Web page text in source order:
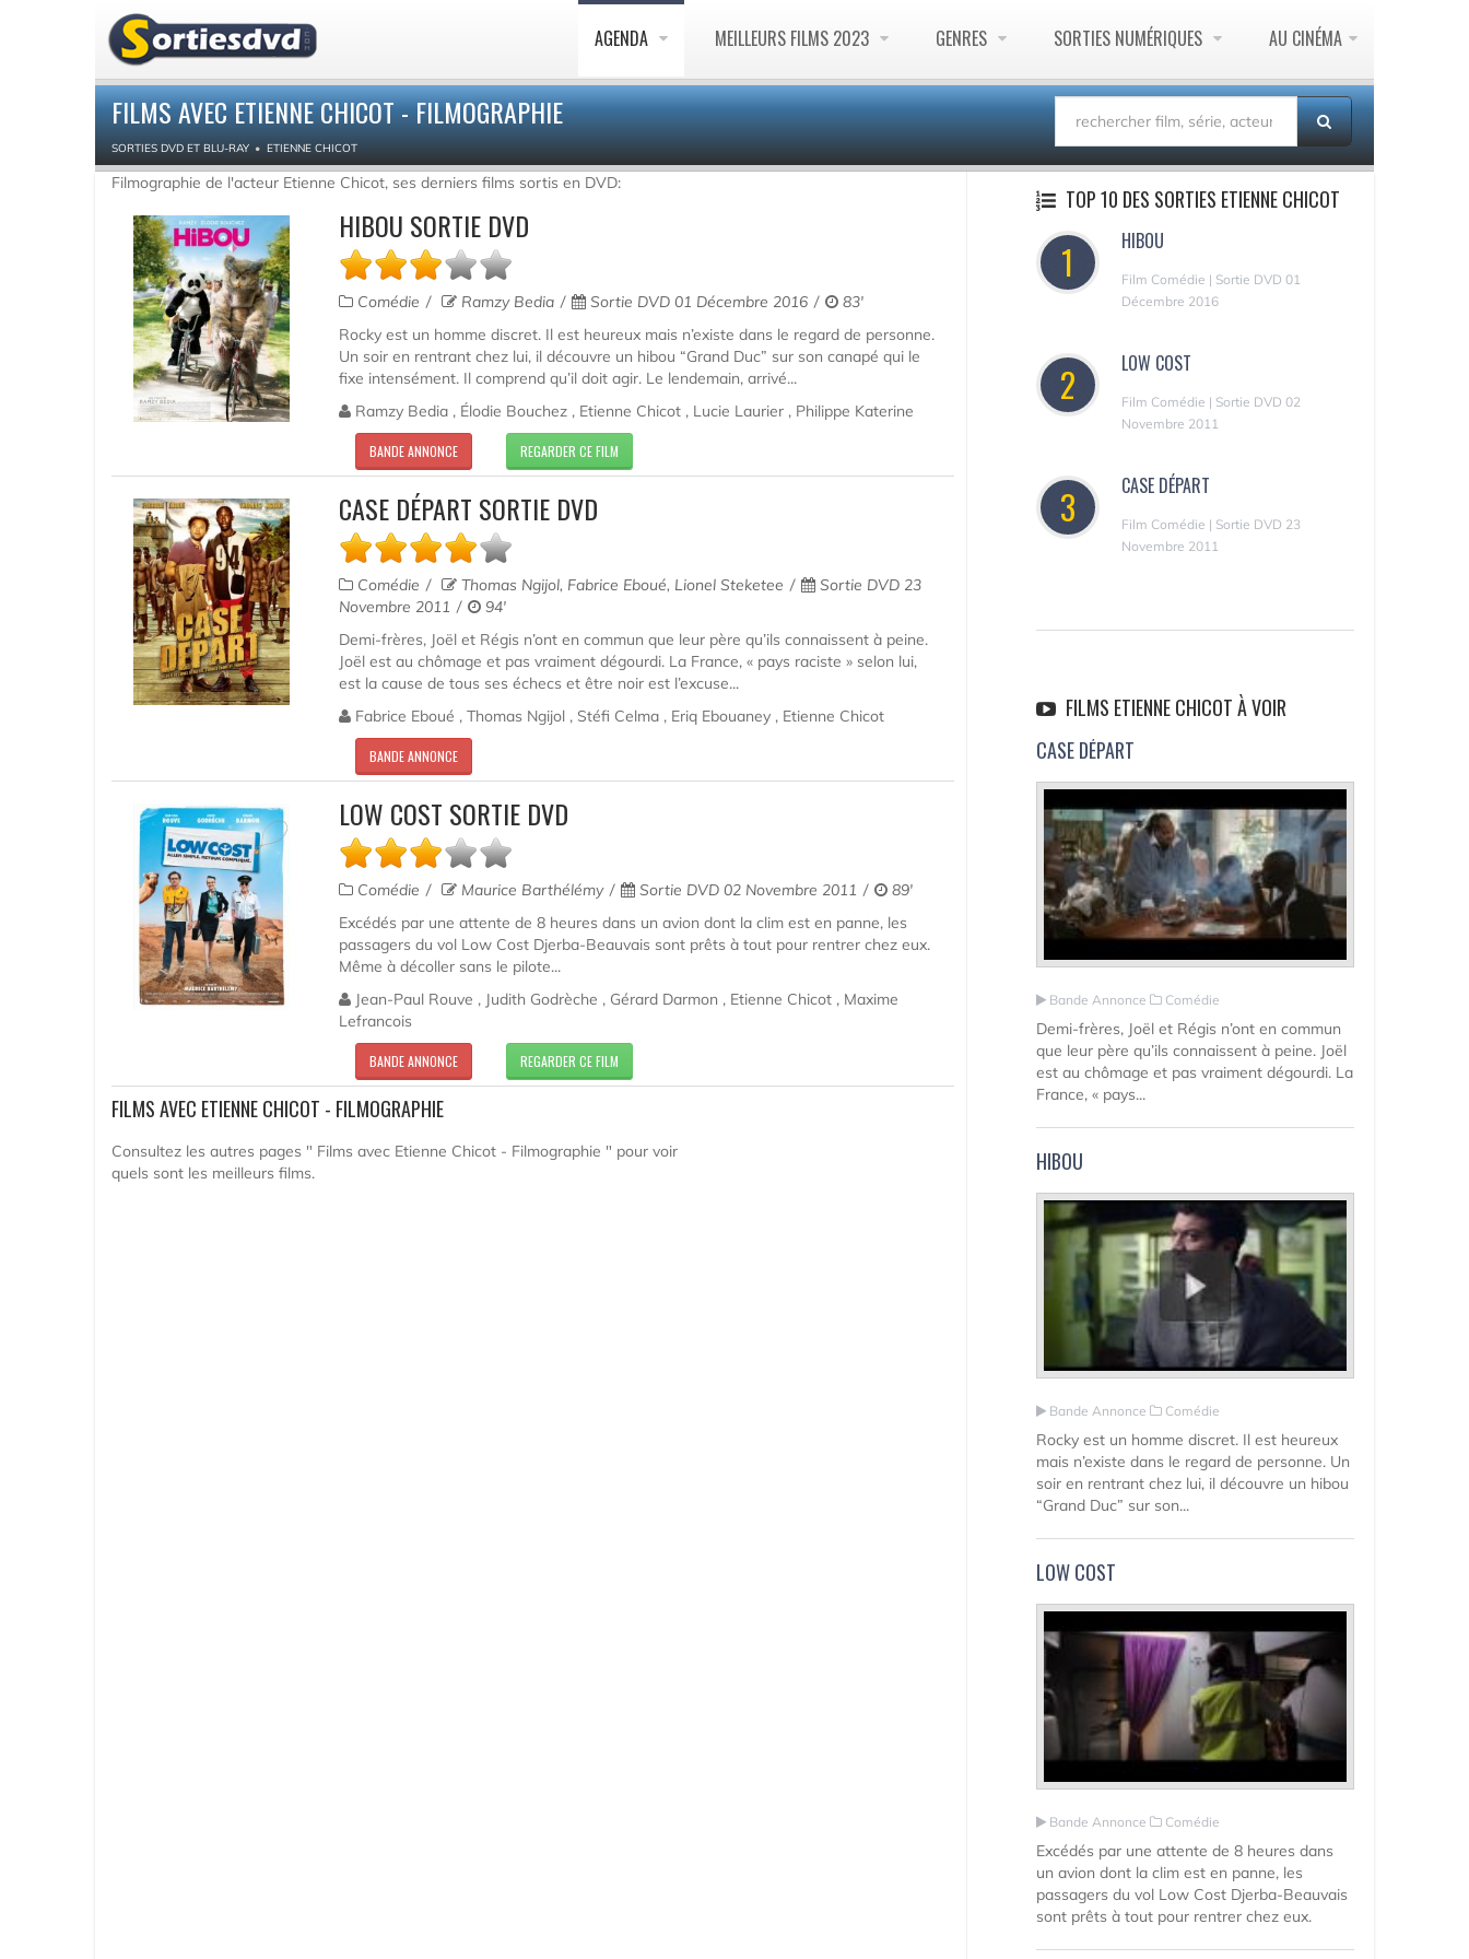
AGENDA MEILLEURS FILMS 2023 GENRES SORTIES NUMÉRIQUES AU CINÉMA
FILMS AVEC ETIENNE CHICOT - FILMOGRAPHIE
SORTIES DVD ET BLU-RAY ETIENNE CHICOT
Filmographie de l'acteur Etienne Chicot, ses derniers films sortis en DVD:
HIBOU SORTIE DVD
Comédie Ramzy Bedia Sortie DVD 01 Décembre 2016
83'
Rocky est un homme discret. Il est heureux mais n’existe dans le regard de personne.
Un soir en rentrant chez lui, il découvre un hibou “Grand Duc” sur son canapé qui le
fixe intensément. Il comprend qu’il doit agir. Le lendemain, arrivé...
Ramzy Bedia , Élodie Bouchez , Etienne Chicot , Lucie Laurier , Philippe Katerine
BANDE ANNONCE REGARDER CE FILM
CASE DÉPART SORTIE DVD
Comédie Thomas Ngijol, Fabrice Eboué, Lionel Steketee
Sortie DVD 23
Novembre 2011
94'
Demi-frères, Joël et Régis n’ont en commun que leur père qu’ils connaissent à peine.
Joël est au chômage et pas vraiment dégourdi. La France, « pays raciste » selon lui,
est la cause de tous ses échecs et être noir est l’excuse...
Fabrice Eboué , Thomas Ngijol , Stéfi Celma , Eriq Ebouaney , Etienne Chicot
BANDE ANNONCE
LOW COST SORTIE DVD
Comédie Maurice Barthélémy Sortie DVD 02 Novembre 2011
89'
Excédés par une attente de 8 heures dans un avion dont la clim est en panne, les
passagers du vol Low Cost Djerba-Beauvais sont prêts à tout pour rentrer chez eux.
Même à décoller sans le pilote...
Jean-Paul Rouve , Judith Godrèche , Gérard Darmon , Etienne Chicot , Maxime
Lefrancois
BANDE ANNONCE REGARDER CE FILM
FILMS AVEC ETIENNE CHICOT - FILMOGRAPHIE
Consultez les autres pages " Films avec Etienne Chicot - Filmographie " pour voir
quels sont les meilleurs films.
TOP 10 DES SORTIES ETIENNE CHICOT
1 HIBOU
Film Comédie | Sortie DVD 01
Décembre 2016
2 LOW COST
Film Comédie | Sortie DVD 02
Novembre 2011
3 CASE DÉPART
Film Comédie | Sortie DVD 23
Novembre 2011
FILMS ETIENNE CHICOT À VOIR
CASE DÉPART
Bande Annonce Comédie
Demi-frères, Joël et Régis n’ont en commun
que leur père qu’ils connaissent à peine. Joël
est au chômage et pas vraiment dégourdi. La
France, « pays...
HIBOU
Bande Annonce Comédie
Rocky est un homme discret. Il est heureux
mais n’existe dans le regard de personne. Un
soir en rentrant chez lui, il découvre un hibou
“Grand Duc” sur son...
LOW COST
Bande Annonce Comédie
Excédés par une attente de 8 heures dans
un avion dont la clim est en panne, les
passagers du vol Low Cost Djerba-Beauvais
sont prêts à tout pour rentrer chez eux.